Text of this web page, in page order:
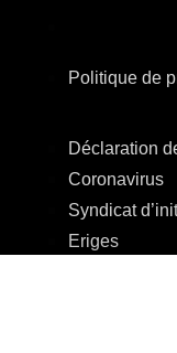
Politique de
Déclaration
Coronavirus
Syndicat
Eriges